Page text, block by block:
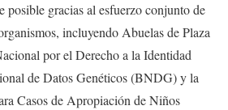
posible gracias al esfuerzo conjunto de
incluyendo Abuelas de Plaza
por el Derecho a la Identidad
de Datos Genéticos (BNDG) y la
Casos de Apropiación de Niños